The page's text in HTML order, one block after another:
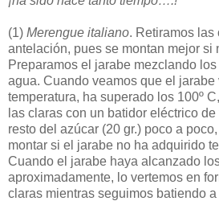
(1) Merengue italiano. Retiramos las
antelación, pues se montan mejor si
Preparamos el jarabe mezclando los
agua. Cuando veamos que el jarabe
temperatura, ha superado los 100º
las claras con un batidor eléctrico
resto del azúcar (20 gr.) poco a
montar si el jarabe no ha adquirido
Cuando el jarabe haya alcanzado
aproximadamente, lo vertemos en
claras mientras seguimos batiendo